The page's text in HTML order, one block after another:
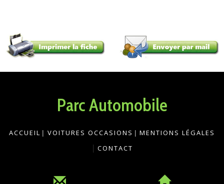
Parc Automobile
ACCUEIL | VOITURES OCCASIONS | MENTIONS LÉGALES
| CONTACT